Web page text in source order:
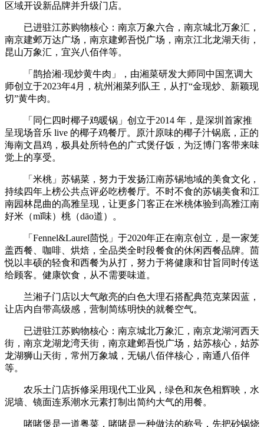
区域开设新品牌并升级门店。
已进驻江苏购物核心：南京万象六合，南京城北万象汇，
南京建邺万达广场，南京建邺吾悦广场，南京江北龙湖天街，
昆山万象汇，宜兴八佰伴等。
「鹊拾湘·现炒黄牛肉」，由湘菜研发大师同中国烹调大
师创立于2023年4月，杭州湘菜列队王，从打“金现炒、新颖现
切”黄牛肉。
「同仁四时椰子鸡暖锅」创立于2014 年，是深圳首家推
呈现场音乐 live 的椰子鸡餐厅。原汁原味的椰子汁锅底，正的
海南文昌鸡，极具处所特色的广式煲仔饭，为泛博门客带来味
觉上的享受。
「米桃」苏锡菜，努力于发扬江南苏锡地域的美食文化，
持续四年上榜公共点评必吃榜餐厅。不时不食的苏锡美食和江
南园林昆曲的高雅呈现，让更多门客正在米桃体验到高雅江南
好米（mǐ味）桃（dāo道）。
「Fennel&Laurel茴悦」于2020年正在南京创立，是一家笼
盖西餐、咖啡、烘焙，全品类全时段餐食的休闲西餐品牌。茴
悦以丰硕的轻食和西餐为从打，努力于将健康和甘旨同时传送
给顾客。健康饮食，从不需要味道。
兰湘子门店以大气敞亮的白色大理石搭配典范克莱因蓝，
让店内自带高级感，营制简练明快的就餐空气。
已进驻江苏购物核心：南京城北万象汇，南京龙湖河西天
街，南京龙湖龙湾天街，南京建邺吾悦广场，姑苏核心，姑苏
龙湖狮山天街，常州万象城，无锡八佰伴核心，南通八佰伴
等。
农乐土门店拆修采用现代工业风，绿色和灰色相辉映，水
泥墙、镜面连系潮水元素打制出简约大气的用餐。
啫啫煲是一道粤菜，啫啫是一种做法的称号，先把砂锅烧